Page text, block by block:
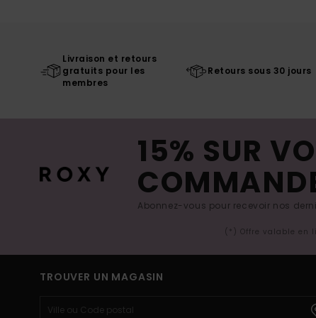
Livraison et retours
gratuits pour les
membres
Retours sous 30 jours
15% SUR
Abonnez-vous pour recevoir nos
(*) Offre valable en
TROUVER UN MAGASIN